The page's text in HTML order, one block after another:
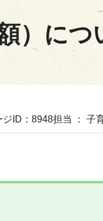
）につ
ジID：8948担当 ： 子